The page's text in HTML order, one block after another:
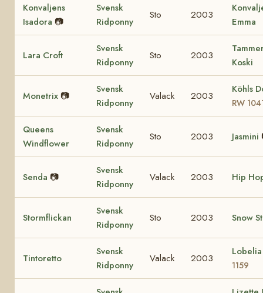
Konvaljens
Isadora 📷
Svensk
Ridponny
Sto 2003
Emma
Lara Croft
Svensk
Ridponny
Sto 2003
Koski
Monetrix 📷
Svensk
Ridponny
Valack 2003
Köhls
RW
Queens
Windflower
Svensk
Ridponny
Sto 2003 Jasmini
Senda 📷
Svensk
Ridponny
Valack 2003 Hip
Stormflickan
Svensk
Ridponny
Sto 2003 Snow
Tintoretto
Svensk
Ridponny
Valack 2003
1159